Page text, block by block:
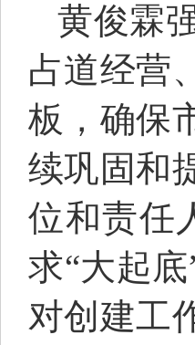
黄俊霖
占道经营
板，确保
续巩固和
位和责任
求“大起
对创建工